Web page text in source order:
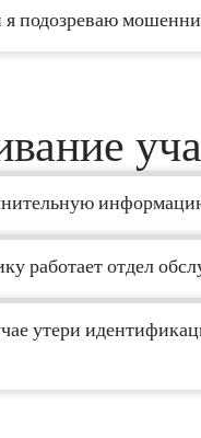
я подозреваю
работает отдел
утери